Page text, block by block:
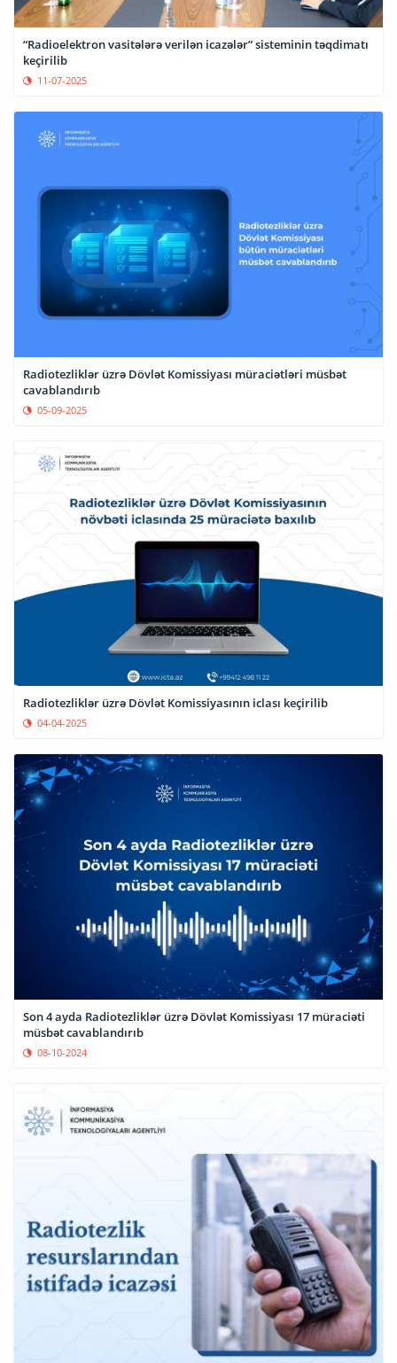
“Radioelektron vasitələrə verilən icazələr” sisteminin təqdimatı
keçirilib
11-07-2025
Radiotezliklər üzrə Dövlət Komissiyası müraciətləri müsbət
cavablandırıb
05-09-2025
Radiotezliklər üzrə Dövlət Komissiyasının iclası keçirilib
04-04-2025
Son 4 ayda Radiotezliklər üzrə Dövlət Komissiyası 17 müraciəti
müsbət cavablandırıb
08-10-2024